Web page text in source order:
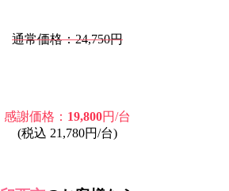
通常価格：24,750円
感謝価格： 19,800円/台
(税込 21,780円/台)